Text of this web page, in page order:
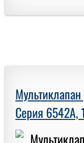
Серия 6542A,